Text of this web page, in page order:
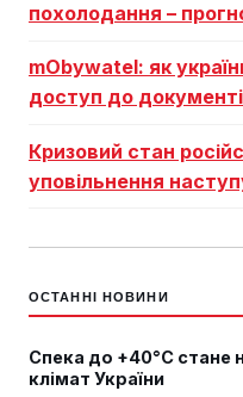
похолодання –
mObywatel: як
доступ до
Кризовий стан
уповільнення
ОСТАННІ НОВИНИ
Спека до +40°C стане
клімат України